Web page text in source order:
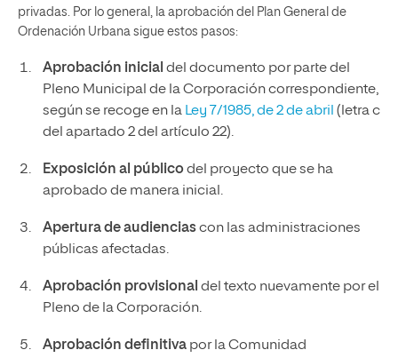
privadas. Por lo general, la aprobación del Plan General de
Ordenación Urbana sigue estos pasos:
Aprobación inicial del documento por parte del
Pleno Municipal de la Corporación correspondiente,
según se recoge en la Ley 7/1985, de 2 de abril (letra c
del apartado 2 del artículo 22).
Exposición al públicodel proyecto que se ha
aprobado de manera inicial.
Apertura de audienciascon las administraciones
públicas afectadas.
Aprobación provisional del texto nuevamente por el
Pleno de la Corporación.
Aprobación definitivapor la Comunidad